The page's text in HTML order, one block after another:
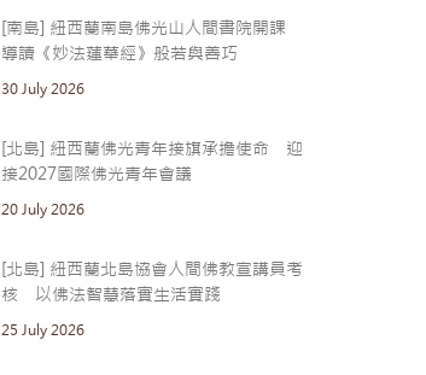
[南島] 紐西蘭南島佛光山人間書院開課
導讀《妙法蓮華經》般若與善巧
30 July 2026
[北島] 紐西蘭佛光青年接旗承擔使命 迎
接2027國際佛光青年會議
20 July 2026
[北島] 紐西蘭北島協會人間佛教宣講員考
核 以佛法智慧落實生活實踐
25 July 2026